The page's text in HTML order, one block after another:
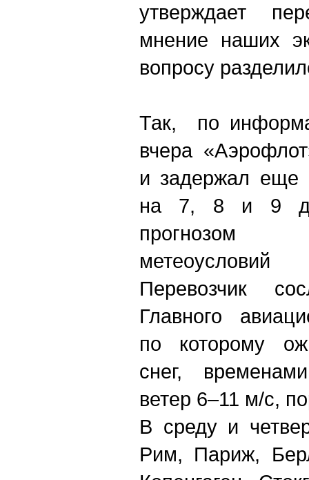
утверждает
мнение наших
вопросу
Так, по
вчера
и задержал еще
на 7, 8 и 9
прогнозом
Перевозчик
Главного
по которому
снег,
ветер 6–11 м/с,
В среду и
Рим, Париж,